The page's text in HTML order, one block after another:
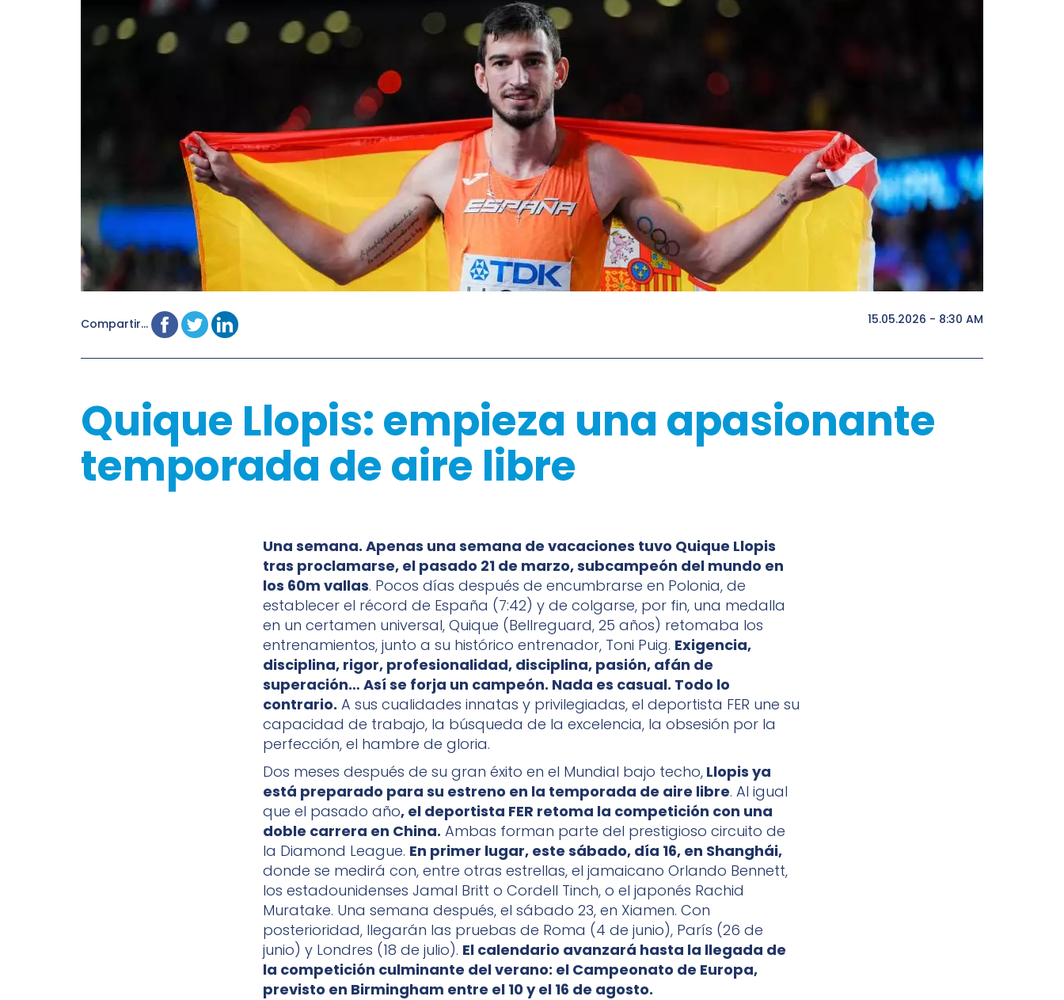
Compartir... 15.05.2026 - 8:30 AM
Quique Llopis: empieza una apasionante
temporada de aire libre
Una semana. Apenas una semana de vacaciones tuvo Quique Llopis
tras proclamarse, el pasado 21 de marzo, subcampeón del mundo en
los 60m vallas. Pocos días después de encumbrarse en Polonia, de
establecer el récord de España (7:42) y de colgarse, por fin, una medalla
en un certamen universal, Quique (Bellreguard, 25 años) retomaba los
entrenamientos, junto a su histórico entrenador, Toni Puig. Exigencia,
disciplina, rigor, profesionalidad, disciplina, pasión, afán de
superación… Así se forja un campeón. Nada es casual. Todo lo
contrario. A sus cualidades innatas y privilegiadas, el deportista FER une su
capacidad de trabajo, la búsqueda de la excelencia, la obsesión por la
perfección, el hambre de gloria.
Dos meses después de su gran éxito en el Mundial bajo techo, Llopis ya
está preparado para su estreno en la temporada de aire libre. Al igual
que el pasado año, el deportista FER retoma la competición con una
doble carrera en China. Ambas forman parte del prestigioso circuito de
la Diamond League. En primer lugar, este sábado, día 16, en Shanghái,
donde se medirá con, entre otras estrellas, el jamaicano Orlando Bennett,
los estadounidenses Jamal Britt o Cordell Tinch, o el japonés Rachid
Muratake. Una semana después, el sábado 23, en Xiamen. Con
posterioridad, llegarán las pruebas de Roma (4 de junio), París (26 de
junio) y Londres (18 de julio). El calendario avanzará hasta la llegada de
la competición culminante del verano: el Campeonato de Europa,
previsto en Birmingham entre el 10 y el 16 de agosto.